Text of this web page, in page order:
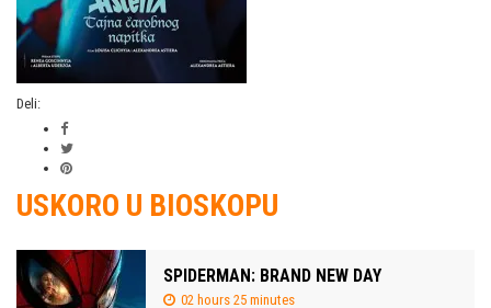
Deli:
USKORO U BIOSKOPU
SPIDERMAN: BRAND NEW DAY
02 hours 25 minutes